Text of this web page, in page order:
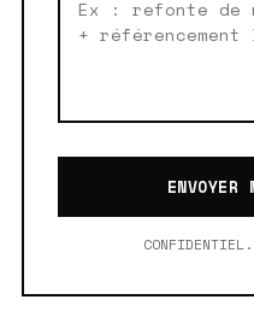
ENVOYER
CONFIDENTIEL.